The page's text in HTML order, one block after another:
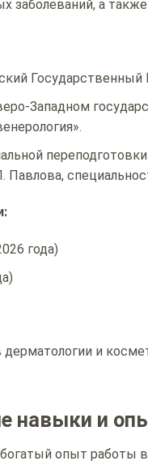
заболеваний, а
Западном
Павлова,
года)
дерматологии и
навыки и
опыт работы